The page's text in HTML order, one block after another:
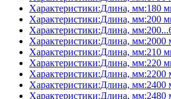
Характеристики:Длина, мм:180
Характеристики:Длина, мм:200
Характеристики:Длина,
Характеристики:Длина, мм:2000
Характеристики:Длина, мм:210
Характеристики:Длина, мм:220
Характеристики:Длина, мм:2200
Характеристики:Длина, мм:2400
Характеристики:Длина, мм:2480